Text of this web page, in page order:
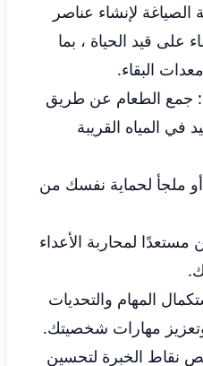
لإنشاء عناصر
على قيد الحياة ، بما
البقاء.
جمع الطعام عن طريق
في المياه القريبة
ملجأ لحماية نفسك من
لمحاربة الأعداء
المهام والتحديات
مهارات شخصيتك.
نقاط الخبرة لتحسين